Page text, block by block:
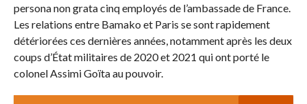
persona non grata cinq employés de l’ambassade de France.
Les relations entre Bamako et Paris se sont rapidement
détériorées ces dernières années, notamment après les deux
coups d’État militaires de 2020 et 2021 qui ont porté le
colonel Assimi Goïta au pouvoir.